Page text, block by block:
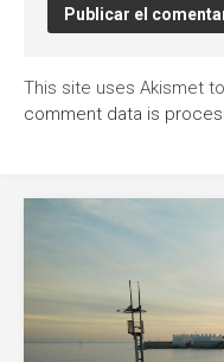
This site uses Akismet
comment data is